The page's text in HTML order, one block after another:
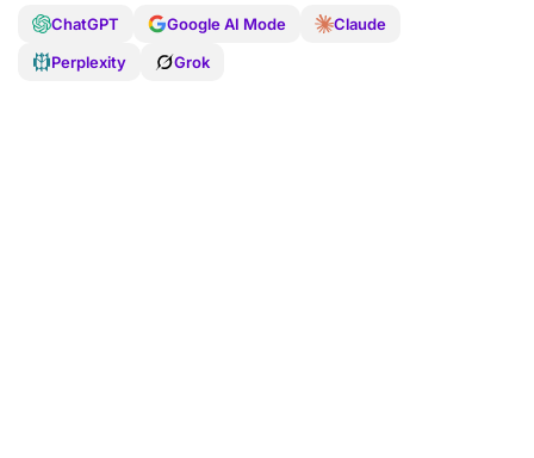
ChatGPT Google AI Mode
Claude
Perplexity
Grok